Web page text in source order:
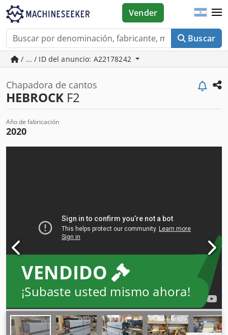
Buscar
Vender
/ ... / ID del anuncio: A22178242
Chapadora de cantos
HEBROCK F2
Año de fabricación
2020
VENDIDO
¡Subaste usted mismo ahora!